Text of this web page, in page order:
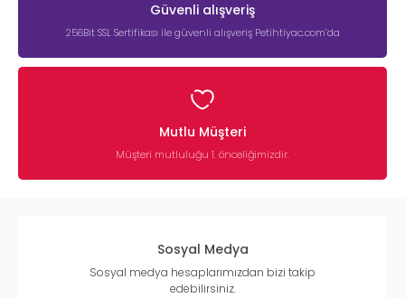
Güvenli alışveriş
256Bit SSL Sertifikası ile güvenli alışveriş Petihtiyac.com’da
Mutlu Müşteri
Müşteri mutluluğu 1. önceliğimizdir.
Sosyal Medya
Sosyal medya hesaplarımızdan bizi takip
edebilirsiniz.